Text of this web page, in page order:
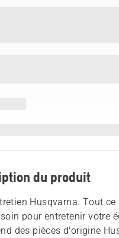
du produit
Husqvarna. Tout ce
pour entretenir votre
des pièces d'origine